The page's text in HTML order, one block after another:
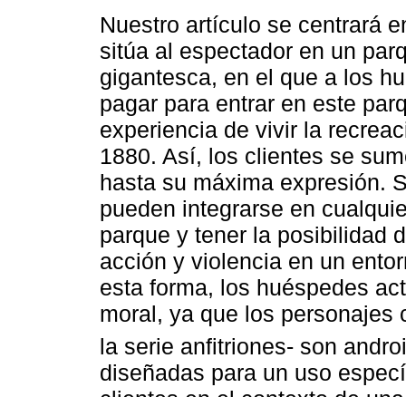
Nuestro artículo se centrará
sitúa al espectador en un
gigantesca, en el que a los
pagar para entrar en este
experiencia de vivir la
1880. Así, los clientes se
hasta su máxima expresión.
pueden integrarse en
parque y tener la posibilidad
acción y violencia en un
esta forma, los huéspedes
moral, ya que los personajes
la serie anfitriones- son
diseñadas para un uso